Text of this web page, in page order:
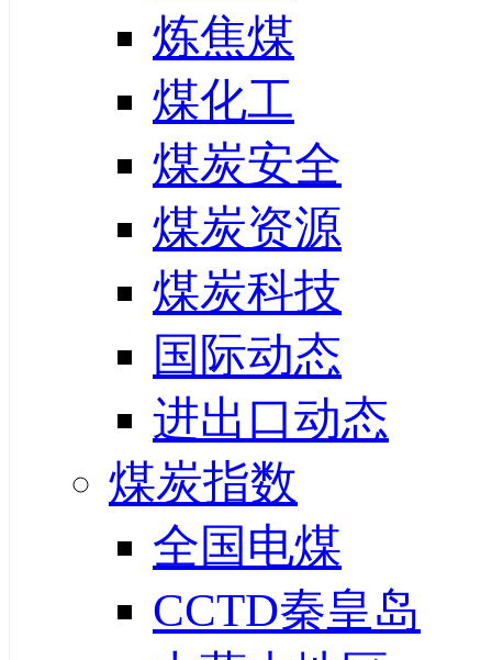
炼焦煤
煤化工
煤炭安全
煤炭资源
煤炭科技
国际动态
进出口动态
煤炭指数
全国电煤
CCTD秦皇岛